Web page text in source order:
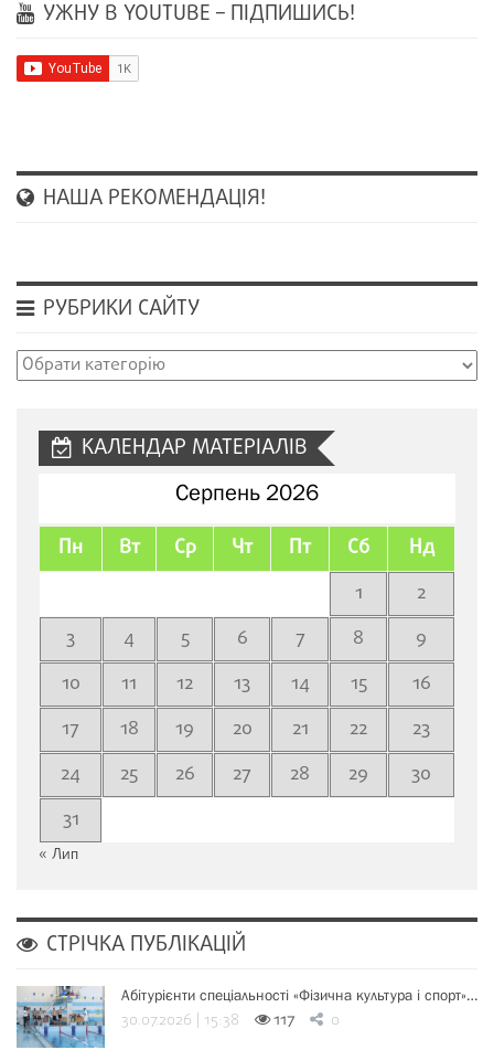
УЖНУ В YOUTUBE – ПІДПИШИСЬ!
НАША РЕКОМЕНДАЦІЯ!
РУБРИКИ САЙТУ
Рубрики
КАЛЕНДАР МАТЕРІАЛІВ
Серпень 2026
Пн Вт Ср Чт Пт Сб Нд
1
2
3
4 5 6 7 8
9
10
11 12 13 14 15
16
17
18 19 20 21 22
23
24
25 26 27 28 29
30
31
« Лип
СТРІЧКА ПУБЛІКАЦІЙ
Абітурієнти спеціальності «Фізична культура і спорт»…
30.07.2026 | 15:38 117 0